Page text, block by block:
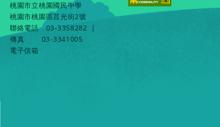
桃園市立桃園國民中學
桃園市桃園區莒光街2號
聯絡電話
03-3358282
|
傳真
03-3341005
電子信箱